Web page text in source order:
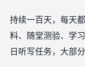
持续一百天，每天
料、随堂测验、学
日听写任务，大部